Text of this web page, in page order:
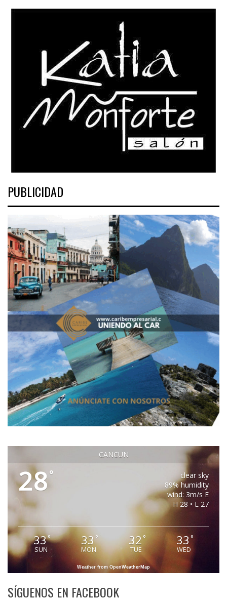
PUBLICIDAD
CANCUN
28°
clear sky
89% humidity
wind: 3m/s E
H 28 • L 27
33°
SUN
33°
MON
32°
TUE
33°
WED
Weather from OpenWeatherMap
SÍGUENOS EN FACEBOOK